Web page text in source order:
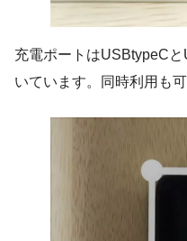
充電ポートはUSBtypeC
いています。同時利用も可